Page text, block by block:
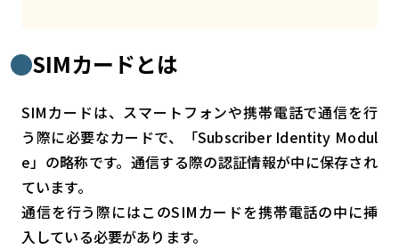
おすすめ
スマホ
リセット
検索する
SIMカードとは
SIMカードは、スマートフォンや携帯電話で通信を行
う際に必要なカードで、「Subscriber Identity Modul
e」の略称です。通信する際の認証情報が中に保存され
ています。
通信を行う際にはこのSIMカードを携帯電話の中に挿
入している必要があります。